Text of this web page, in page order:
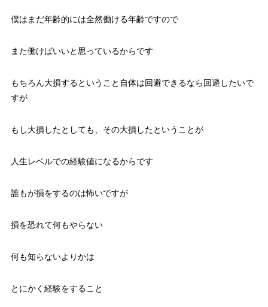
僕はまだ年齢的には全然働ける年齢ですので
また働けばいいと思っているからです
もちろん大損するということ自体は回避できるなら回避したいで
すが
もし大損したとしても、その大損したということが
人生レベルでの経験値になるからです
誰もが損をするのは怖いですが
損を恐れて何もやらない
何も知らないよりかは
とにかく経験をすること